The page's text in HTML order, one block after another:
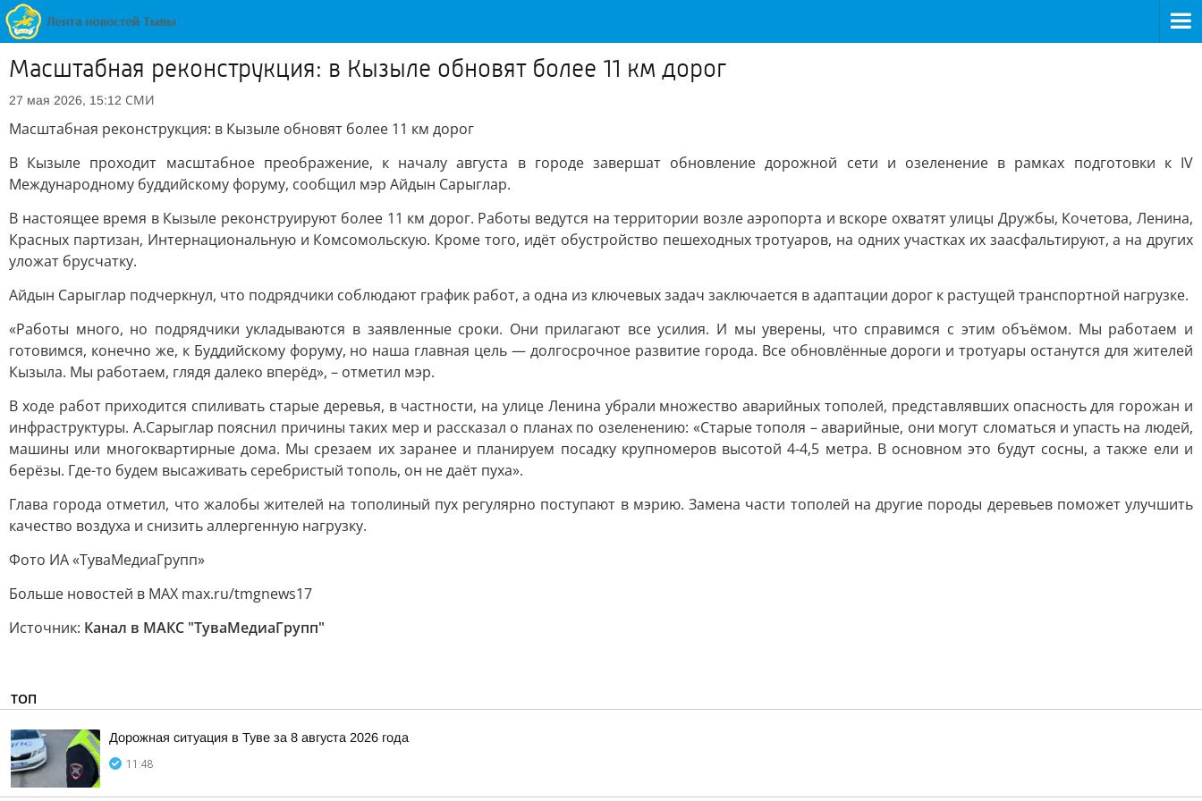
Масштабная реконструкция: в Кызыле обновят более 11 км дорог
27 мая 2026, 15:12 СМИ
Масштабная реконструкция: в Кызыле обновят более 11 км дорог
В Кызыле проходит масштабное преображение, к началу августа в городе завершат обновление дорожной сети и озеленение в рамках подготовки к IV
Международному буддийскому форуму, сообщил мэр Айдын Сарыглар.
В настоящее время в Кызыле реконструируют более 11 км дорог. Работы ведутся на территории возле аэропорта и вскоре охватят улицы Дружбы, Кочетова, Ленина,
Красных партизан, Интернациональную и Комсомольскую. Кроме того, идёт обустройство пешеходных тротуаров, на одних участках их заасфальтируют, а на других
уложат брусчатку.
Айдын Сарыглар подчеркнул, что подрядчики соблюдают график работ, а одна из ключевых задач заключается в адаптации дорог к растущей транспортной нагрузке.
«Работы много, но подрядчики укладываются в заявленные сроки. Они прилагают все усилия. И мы уверены, что справимся с этим объёмом. Мы работаем и
готовимся, конечно же, к Буддийскому форуму, но наша главная цель — долгосрочное развитие города. Все обновлённые дороги и тротуары останутся для жителей
Кызыла. Мы работаем, глядя далеко вперёд», – отметил мэр.
В ходе работ приходится спиливать старые деревья, в частности, на улице Ленина убрали множество аварийных тополей, представлявших опасность для горожан и
инфраструктуры. А.Сарыглар пояснил причины таких мер и рассказал о планах по озеленению: «Старые тополя – аварийные, они могут сломаться и упасть на людей,
машины или многоквартирные дома. Мы срезаем их заранее и планируем посадку крупномеров высотой 4-4,5 метра. В основном это будут сосны, а также ели и
берёзы. Где-то будем высаживать серебристый тополь, он не даёт пуха».
Глава города отметил, что жалобы жителей на тополиный пух регулярно поступают в мэрию. Замена части тополей на другие породы деревьев поможет улучшить
качество воздуха и снизить аллергенную нагрузку.
Фото ИА «ТуваМедиаГрупп»
Больше новостей в МАХ max.ru/tmgnews17
Источник: Канал в МАКС "ТуваМедиаГрупп"
ТОП
Дорожная ситуация в Туве за 8 августа 2026 года
11:48